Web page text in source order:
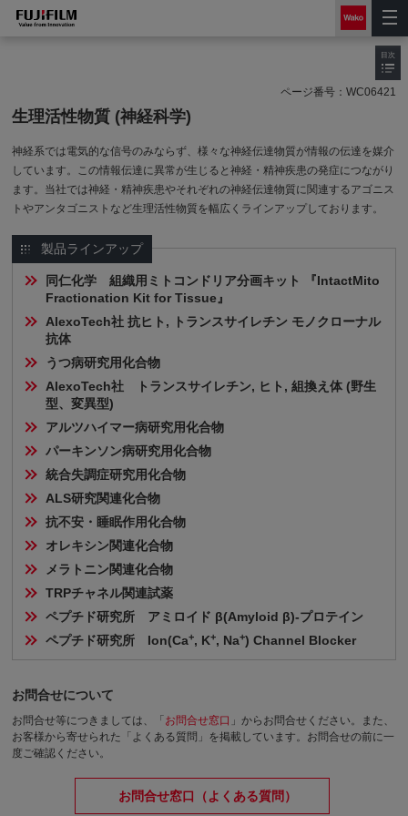
ページ番号： WC06421
生理活性物質 (神経科学)
神経系では電気的な信号のみならず、様々な神経伝達物質が情報の伝達を媒介
しています。この情報伝達に異常が生じると神経・精神疾患の発症につながり
ます。当社では神経・精神疾患やそれぞれの神経伝達物質に関連するアゴニス
トやアンタゴニストなど生理活性物質を幅広くラインアップしております。
製品ラインアップ
同仁化学　組織用ミトコンドリア分画キット 『IntactMito
Fractionation Kit for Tissue』
AlexoTech社 抗ヒト, トランスサイレチン モノクローナル
抗体
うつ病研究用化合物
AlexoTech社　トランスサイレチン, ヒト, 組換え体 (野生
型、変異型)
アルツハイマー病研究用化合物
パーキンソン病研究用化合物
統合失調症研究用化合物
ALS研究関連化合物
抗不安・睡眠作用化合物
オレキシン関連化合物
メラトニン関連化合物
TRPチャネル関連試薬
ペプチド研究所　アミロイド β(Amyloid β)-プロテイン
ペプチド研究所　Ion(Ca+, K+, Na+) Channel Blocker
目次
お問合せについて
お問合せ等につきましては、「 お問合せ窓口 」からお問合せください。
また、
お客様から寄せられた「よくある質問」を掲載しています。お問合せの前に一
度ご確認ください。
お問合せ窓口（よくある質問）